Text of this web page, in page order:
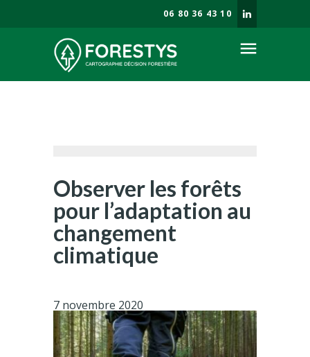
06 80 36 43 10
menu
Société
Blog
Observer les forêts
pour l’adaptation au
changement
climatique
7 novembre 2020